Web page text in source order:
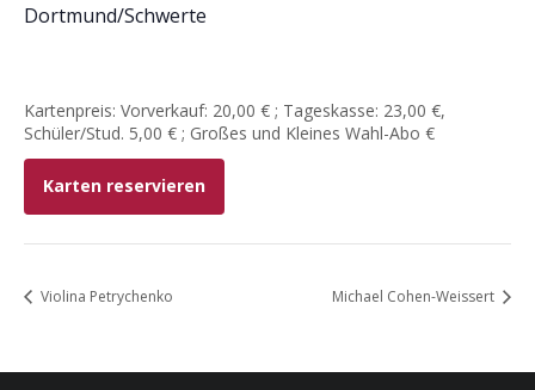
Dortmund/Schwerte
Kartenpreis: Vorverkauf: 20,00 € ; Tageskasse: 23,00 €,
Schüler/Stud. 5,00 € ; Großes und Kleines Wahl-Abo €
Karten reservieren
Violina Petrychenko Michael Cohen-Weissert